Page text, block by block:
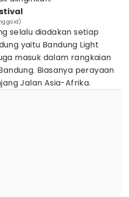
selalu diadakan setiap
yaitu Bandung Light
masuk dalam rangkaian
Biasanya perayaan
Jalan Asia-Afrika.